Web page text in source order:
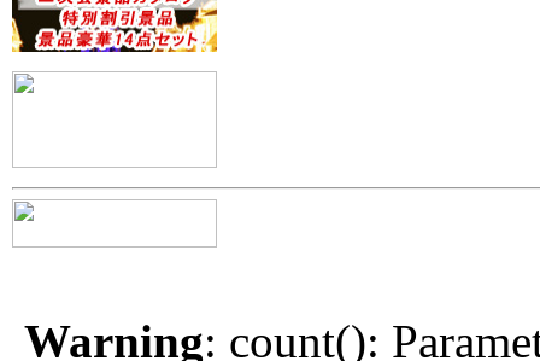
Warning: count():